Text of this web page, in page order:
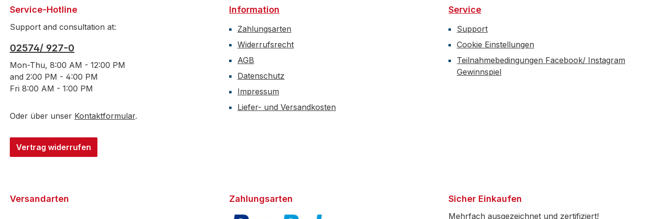
Service-Hotline
Support and consultation at:
02574/ 927-0
Mon-Thu, 8:00 AM - 12:00 PM
and 2:00 PM - 4:00 PM
Fri 8:00 AM - 1:00 PM
Oder über unser Kontaktformular.
Vertrag widerrufen
Information
Zahlungsarten
Widerrufsrecht
AGB
Datenschutz
Impressum
Liefer- und Versandkosten
Service
Support
Cookie Einstellungen
Teilnahmebedingungen Facebook/ Instagram
Gewinnspiel
Versandarten Zahlungsarten Sicher Einkaufen
Mehrfach ausgezeichnet und zertifiziert!